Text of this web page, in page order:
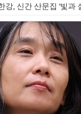
강, 신간 산문집 ‘빛과